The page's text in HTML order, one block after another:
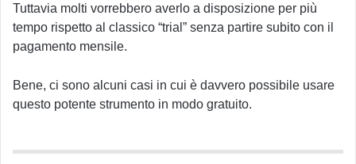
Tuttavia molti vorrebbero averlo a disposizione per più
tempo rispetto al classico “trial” senza partire subito con il
pagamento mensile.
Bene, ci sono alcuni casi in cui è davvero possibile usare
questo potente strumento in modo gratuito.